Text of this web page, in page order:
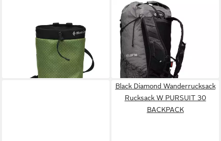
Beuteltasche GYM CHALK
BAG Palm Green
lieferbar - in 4-5 Werktagen bei dir
BLACK DIAMOND
Wanderrucksack Rucksack
BETA LIGHT 30 BACKPACK
341,91 €
UVP359,90 €
-5%
lieferbar - in 3-4 Werktagen bei dir
Black Diamond Wanderrucksack
Rucksack W PURSUIT 30
BACKPACK